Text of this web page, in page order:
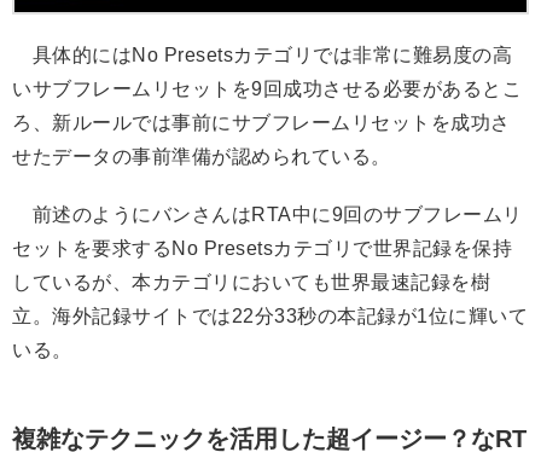
具体的にはNo Presetsカテゴリでは非常に難易度の高
いサブフレームリセットを9回成功させる必要があるとこ
ろ、新ルールでは事前にサブフレームリセットを成功さ
せたデータの事前準備が認められている。
前述のようにバンさんはRTA中に9回のサブフレームリ
セットを要求するNo Presetsカテゴリで世界記録を保持
しているが、本カテゴリにおいても世界最速記録を樹
立。海外記録サイトでは22分33秒の本記録が1位に輝いて
いる。
複雑なテクニックを活用した超イージー？なRT